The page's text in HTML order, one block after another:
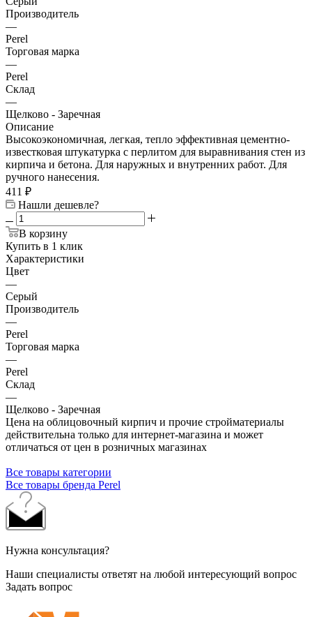
Производитель
—
Perel
Торговая марка
—
Perel
Склад
—
Щелково - Заречная
Описание
Высокоэкономичная, легкая, тепло эффективная цементно-
известковая штукатурка с перлитом для выравнивания стен из
кирпича и бетона. Для наружных и внутренних работ. Для
ручного нанесения.
411 ₽
Нашли дешевле?
В корзину
Купить в 1 клик
Характеристики
Цвет
—
Серый
Производитель
—
Perel
Торговая марка
—
Perel
Склад
—
Щелково - Заречная
Цена на облицовочный кирпич и прочие стройматериалы
действительна только для интернет-магазина и может
отличаться от цен в розничных магазинах
Все товары категории
Все товары бренда Perel
Нужна консультация?
Наши специалисты ответят на любой интересующий вопрос
Задать вопрос